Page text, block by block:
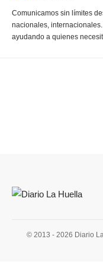
Comunicamos sin límites
nacionales,
ayudando a quienes
© 2013 - 2026 Diario